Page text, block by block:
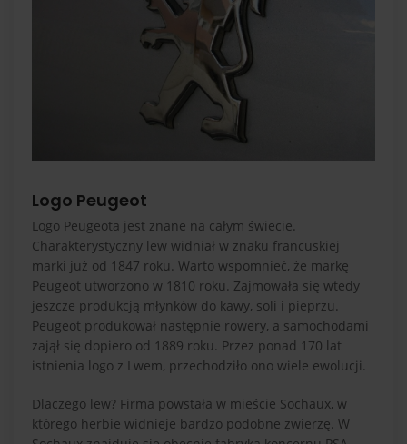
Logo Peugeot
Logo Peugeota jest znane na całym świecie.
Charakterystyczny lew widniał w znaku francuskiej
marki już od 1847 roku. Warto wspomnieć, że markę
Peugeot utworzono w 1810 roku. Zajmowała się wtedy
jeszcze produkcją młynków do kawy, soli i pieprzu.
Peugeot produkował następnie rowery, a samochodami
zajął się dopiero od 1889 roku. Przez ponad 170 lat
istnienia logo z Lwem, przechodziło ono wiele ewolucji.
Dlaczego lew? Firma powstała w mieście Sochaux, w
którego herbie widnieje bardzo podobne zwierzę. W